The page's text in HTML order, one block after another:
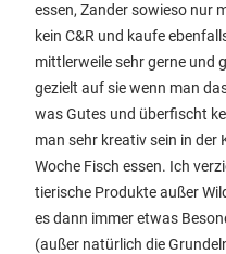
essen, Zander sowieso nur
kein C&R und kaufe
mittlerweile sehr gerne und
gezielt auf sie wenn man
was Gutes und überfischt
man sehr kreativ sein in der
Woche Fisch essen. Ich
tierische Produkte außer
es dann immer etwas
(außer natürlich die